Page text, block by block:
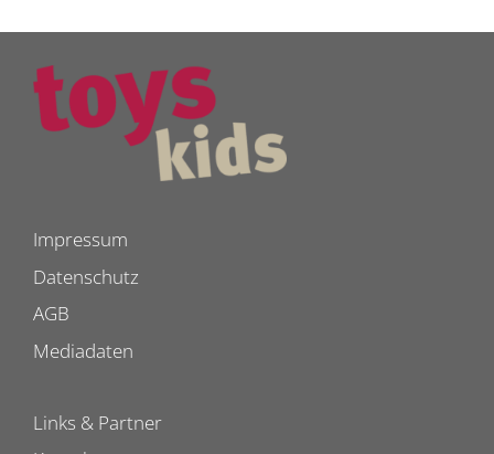
Impressum
Datenschutz
AGB
Mediadaten
Links & Partner